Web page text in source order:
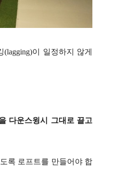
이 일정하지 않게
다운스윙시 그대로 끌고
록 로프트를 만들어야 합